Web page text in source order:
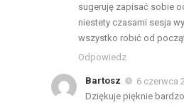
sugeruję zapisać sobie
niestety czasami sesja
wszystko robić od
Odpowiedz
Bartosz
6 czerwca
Dziękuje pięknie